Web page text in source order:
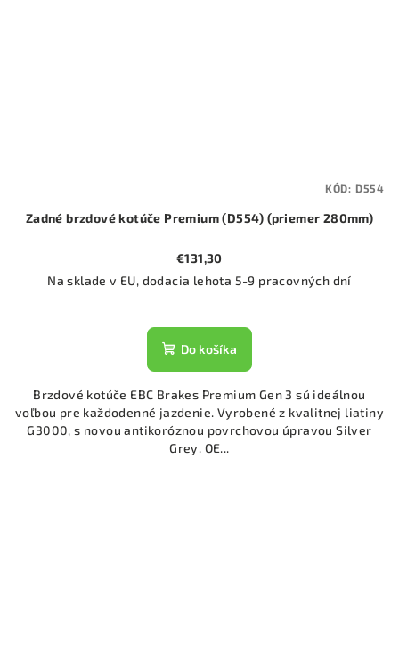
Zadné brzdové kotúče Premium (D554) (priemer 280mm)
€131,30
Na sklade v EU, dodacia lehota 5-9 pracovných dní
Do košíka
Brzdové kotúče EBC Brakes Premium Gen 3 sú ideálnou
voľbou pre každodenné jazdenie. Vyrobené z kvalitnej liatiny
G3000, s novou antikoróznou povrchovou úpravou Silver
Grey. OE...
KÓD: D554